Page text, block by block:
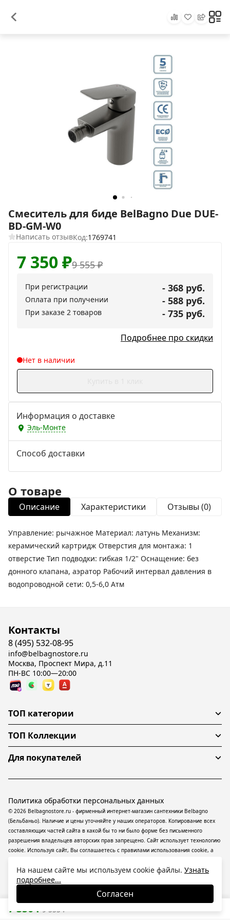
Смеситель для биде BelBagno Due DUE-
BD-GM-W0
Написать отзывКод:1769741
9 555₽
7 350₽
При регистрации - 368 руб.
Оплата при получении - 588 руб.
При заказе 2 товаров - 735 руб.
Подробнее про скидки
Нет в наличии
Информация о доставке
Эль-Монте
Способ доставки
9 555 ₽
7 350 ₽
О товаре
Описание Характеристики Отзывы (0)
Управление: рычажное Материал: латунь Механизм:
керамический картридж Отверстия для монтажа: 1
отверстие Тип подводки: гибкая 1/2" Оснащение: без
донного клапана, аэратор Рабочий интервал давления в
водопроводной сети: 0,5-6,0 Атм
Контакты
8 (495) 532-08-95
info@belbagnostore.ru
Москва, Проспект Мира, д.11
ПН-ВС 10:00—20:00
ТОП категории
ТОП Коллекции
Для покупателей
© 2026 Belbagnostore.ru - фирменный интернет-магазин сантехники Belbagno
(Бельбаньо). Наличие и цены уточняйте у наших операторов. Копирование всех
составляющих частей сайта в какой бы то ни было форме без письменного
разрешения владельцев авторских прав запрещено. Сайт использует технологию
cookie. Используя сайт, Вы соглашаетесь с правилами использования cookie, а
ресурсе применяютсярекомендательные технологии(информационные
технологии предоставления информации на основе сбора, систематизации и
анализа сведений, относящихся к предпочтениям пользователей сети
«Интернет», находящихся на территории Российской Федерации).
Политика обработки персональных данных
На нашем сайте мы используем cookie файлы. Узнать
подробнее...
Согласен